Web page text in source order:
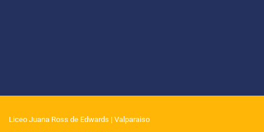
Liceo Juana Ross de Edwards | Valparaiso